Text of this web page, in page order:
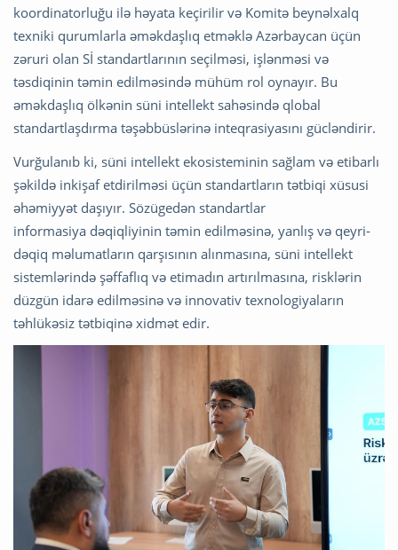
koordinatorluğu ilə həyata keçirilir və Komitə beynəlxalq
texniki qurumlarla əməkdaşlıq etməklə Azərbaycan üçün
zəruri olan Sİ standartlarının seçilməsi, işlənməsi və
təsdiqinin təmin edilməsində mühüm rol oynayır. Bu
əməkdaşlıq ölkənin süni intellekt sahəsində qlobal
standartlaşdırma təşəbbüslərinə inteqrasiyasını gücləndirir.
Vurğulanıb ki, süni intellekt ekosisteminin sağlam və etibarlı
şəkildə inkişaf etdirilməsi üçün standartların tətbiqi xüsusi
əhəmiyyət daşıyır. Sözügedən standartlar
informasiya dəqiqliyinin təmin edilməsinə, yanlış və qeyri-
dəqiq məlumatların qarşısının alınmasına, süni intellekt
sistemlərində şəffaflıq və etimadın artırılmasına, risklərin
düzgün idarə edilməsinə və innovativ texnologiyaların
təhlükəsiz tətbiqinə xidmət edir.